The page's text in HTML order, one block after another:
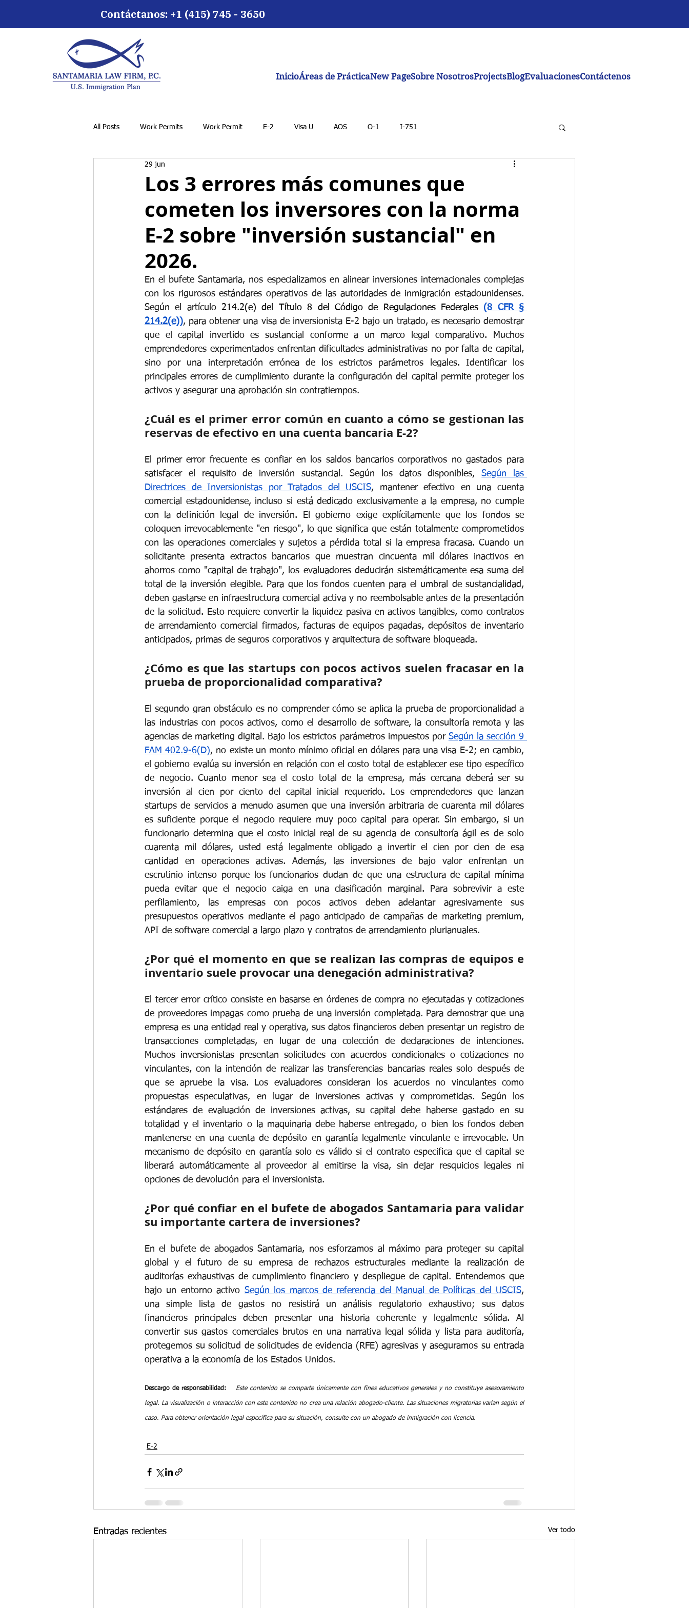
Contáctanos: +1 (415) 745 - 3650
InicioÁreas de PrácticaNew PageSobre NosotrosProjectsBlogEvaluacionesContáctenos
All Posts Work Permits Work Permit E-2 Visa U AOS O-1 I-751
Los 3 errores más comunes que
cometen los inversores con la norma
E-2 sobre "inversión sustancial" en
2026.
29 jun
En el bufete Santamaria, nos especializamos en alinear inversiones internacionales complejas
con los rigurosos estándares operativos de las autoridades de inmigración estadounidenses.
Según el artículo 214.2(e) del Título 8 del Código de Regulaciones Federales (8 CFR §
214.2(e)), para obtener una visa de inversionista E-2 bajo un tratado, es necesario demostrar
que el capital invertido es sustancial conforme a un marco legal comparativo. Muchos
emprendedores experimentados enfrentan dificultades administrativas no por falta de capital,
sino por una interpretación errónea de los estrictos parámetros legales. Identificar los
principales errores de cumplimiento durante la configuración del capital permite proteger los
activos y asegurar una aprobación sin contratiempos.
¿Cuál es el primer error común en cuanto a cómo se gestionan las
reservas de efectivo en una cuenta bancaria E-2?
El primer error frecuente es confiar en los saldos bancarios corporativos no gastados para
satisfacer el requisito de inversión sustancial. Según los datos disponibles,
Según las
Directrices de Inversionistas por Tratados del USCIS, mantener efectivo en una cuenta
comercial estadounidense, incluso si está dedicado exclusivamente a la empresa, no cumple
con la definición legal de inversión. El gobierno exige explícitamente que los fondos se
coloquen irrevocablemente "en riesgo", lo que significa que están totalmente comprometidos
con las operaciones comerciales y sujetos a pérdida total si la empresa fracasa. Cuando un
solicitante presenta extractos bancarios que muestran cincuenta mil dólares inactivos en
ahorros como "capital de trabajo", los evaluadores deducirán sistemáticamente esa suma del
total de la inversión elegible. Para que los fondos cuenten para el umbral de sustancialidad,
deben gastarse en infraestructura comercial activa y no reembolsable antes de la presentación
de la solicitud. Esto requiere convertir la liquidez pasiva en activos tangibles, como contratos
de arrendamiento comercial firmados, facturas de equipos pagadas, depósitos de inventario
anticipados, primas de seguros corporativos y arquitectura de software bloqueada.
¿Cómo es que las startups con pocos activos suelen fracasar en la
prueba de proporcionalidad comparativa?
El segundo gran obstáculo es no comprender cómo se aplica la prueba de proporcionalidad a
las industrias con pocos activos, como el desarrollo de software, la consultoría remota y las
agencias de marketing digital. Bajo los estrictos parámetros impuestos por Según la sección 9
FAM 402.9-6(D), no existe un monto mínimo oficial en dólares para una visa E-2; en cambio,
el gobierno evalúa su inversión en relación con el costo total de establecer ese tipo específico
de negocio. Cuanto menor sea el costo total de la empresa, más cercana deberá ser su
inversión al cien por ciento del capital inicial requerido. Los emprendedores que lanzan
startups de servicios a menudo asumen que una inversión arbitraria de cuarenta mil dólares
es suficiente porque el negocio requiere muy poco capital para operar. Sin embargo, si un
funcionario determina que el costo inicial real de su agencia de consultoría ágil es de solo
cuarenta mil dólares, usted está legalmente obligado a invertir el cien por cien de esa
cantidad en operaciones activas. Además, las inversiones de bajo valor enfrentan un
escrutinio intenso porque los funcionarios dudan de que una estructura de capital mínima
pueda evitar que el negocio caiga en una clasificación marginal. Para sobrevivir a este
perfilamiento, las empresas con pocos activos deben adelantar agresivamente sus
presupuestos operativos mediante el pago anticipado de campañas de marketing premium,
API de software comercial a largo plazo y contratos de arrendamiento plurianuales.
¿Por qué el momento en que se realizan las compras de equipos e
inventario suele provocar una denegación administrativa?
El tercer error crítico consiste en basarse en órdenes de compra no ejecutadas y cotizaciones
de proveedores impagas como prueba de una inversión completada. Para demostrar que una
empresa es una entidad real y operativa, sus datos financieros deben presentar un registro de
transacciones completadas, en lugar de una colección de declaraciones de intenciones.
Muchos inversionistas presentan solicitudes con acuerdos condicionales o cotizaciones no
vinculantes, con la intención de realizar las transferencias bancarias reales solo después de
que se apruebe la visa. Los evaluadores consideran los acuerdos no vinculantes como
propuestas especulativas, en lugar de inversiones activas y comprometidas. Según los
estándares de evaluación de inversiones activas, su capital debe haberse gastado en su
totalidad y el inventario o la maquinaria debe haberse entregado, o bien los fondos deben
mantenerse en una cuenta de depósito en garantía legalmente vinculante e irrevocable. Un
mecanismo de depósito en garantía solo es válido si el contrato especifica que el capital se
liberará automáticamente al proveedor al emitirse la visa, sin dejar resquicios legales ni
opciones de devolución para el inversionista.
¿Por qué confiar en el bufete de abogados Santamaria para validar
su importante cartera de inversiones?
En el bufete de abogados Santamaria, nos esforzamos al máximo para proteger su capital
global y el futuro de su empresa de rechazos estructurales mediante la realización de
auditorías exhaustivas de cumplimiento financiero y despliegue de capital. Entendemos que
bajo un entorno activo Según los marcos de referencia del Manual de Políticas del USCIS,
una simple lista de gastos no resistirá un análisis regulatorio exhaustivo; sus datos
financieros principales deben presentar una historia coherente y legalmente sólida. Al
convertir sus gastos comerciales brutos en una narrativa legal sólida y lista para auditoría,
protegemos su solicitud de solicitudes de evidencia (RFE) agresivas y aseguramos su entrada
operativa a la economía de los Estados Unidos.
Descargo de responsabilidad: Este contenido se comparte únicamente con fines educativos generales y no constituye asesoramiento
legal. La visualización o interacción con este contenido no crea una relación abogado-cliente. Las situaciones migratorias varían según el
caso. Para obtener orientación legal específica para su situación, consulte con un abogado de inmigración con licencia.
E-2
Entradas recientes Ver todo